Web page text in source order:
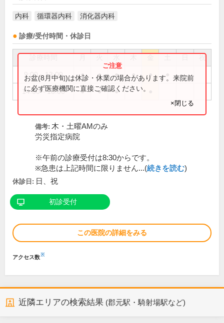
内科 循環器内科 消化器内科
診療/受付時間・休診日
祝
9:00～13:00 ● ● ● ● ●
14:30～18:00 ● ● ●
お盆(8月中旬)は休診・休業の場合があります。来院前
に必ず医療機関に直接ご確認ください。
×閉じる
備考: 木・土曜AMのみ
労災指定病院
※午前の診療受付は8:30からです。
※急患は上記時間に限りません...(続きを読む)
休診日: 日、祝
初診受付
この医院の詳細をみる
アクセス数※
近隣エリアの検索結果 (郡元駅・騎射場駅など)